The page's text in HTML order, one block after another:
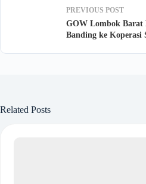
PREVIOUS POST
GOW Lombok Barat
Banding ke Koperasi
Related Posts